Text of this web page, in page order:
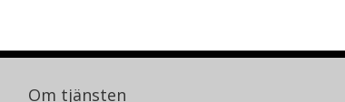
Om tjänsten